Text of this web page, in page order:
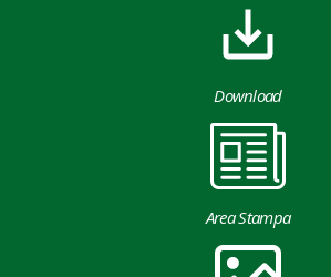
Download
Area Stampa